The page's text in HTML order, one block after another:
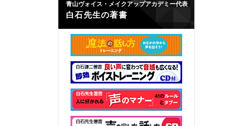
青山ヴォイス・メイクアップアカデミー代表
白石先生の著書